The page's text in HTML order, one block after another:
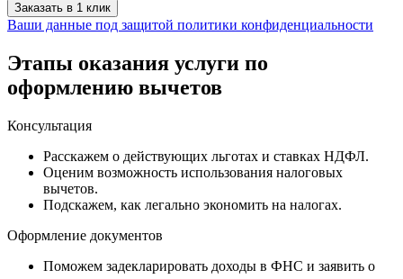
Заказать в 1 клик
Ваши данные под защитой политики конфиденциальности
Этапы оказания услуги по
оформлению вычетов
Консультация
Расскажем о действующих льготах и ставках НДФЛ.
Оценим возможность использования налоговых
вычетов.
Подскажем, как легально экономить на налогах.
Оформление документов
Поможем задекларировать доходы в ФНС и заявить о